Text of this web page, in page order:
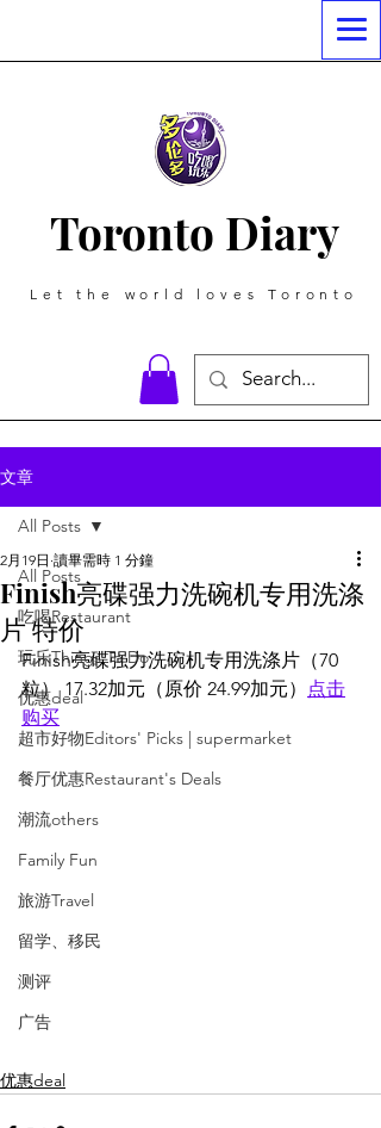
Toronto Diary
Let the world loves Toronto
文章
All Posts
吃喝Restaurant
玩乐Things To Do
优惠deal
超市好物Editors' Picks | supermarket
餐厅优惠Restaurant's Deals
潮流others
Family Fun
旅游Travel
留学、移民
测评
广告
All Posts
Finish亮碟强力洗碗机专用洗涤
片 特价
2月19日 讀畢需時 1 分鐘
Finish亮碟强力洗碗机专用洗涤片（70
粒） 17.32加元（原价 24.99加元）
点击
购买
优惠deal